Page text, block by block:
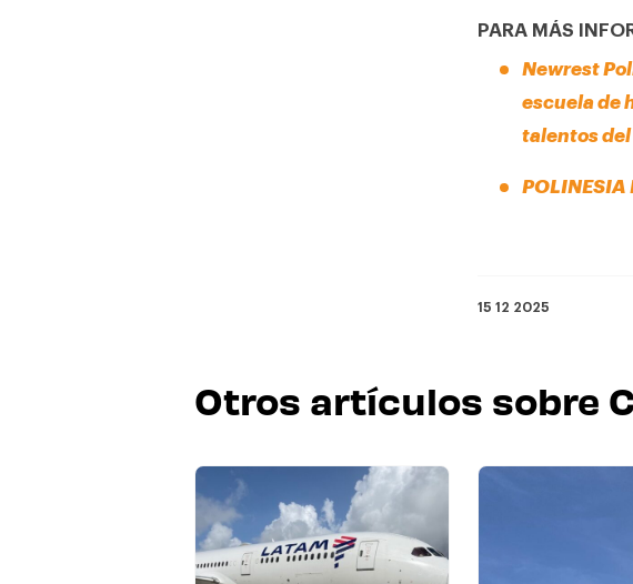
PARA MÁS
Newrest
escuela de
talentos del
POLINESIA
15 12 2025
Otros artículos sobre